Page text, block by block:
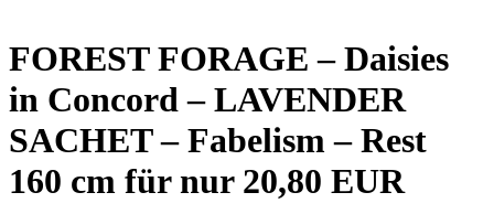
FOREST FORAGE – Daisies
in Concord – LAVENDER
SACHET – Fabelism – Rest
160 cm für nur 20,80 EUR